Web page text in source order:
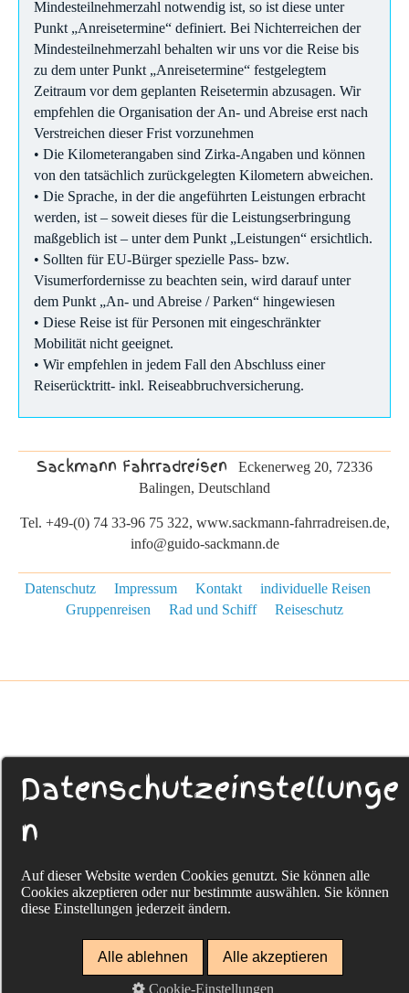
Mindesteilnehmerzahl notwendig ist, so ist diese unter
Punkt „Anreisetermine“ definiert. Bei Nichterreichen der
Mindesteilnehmerzahl behalten wir uns vor die Reise bis
zu dem unter Punkt „Anreisetermine“ festgelegtem
Zeitraum vor dem geplanten Reisetermin abzusagen. Wir
empfehlen die Organisation der An- und Abreise erst nach
Verstreichen dieser Frist vorzunehmen
• Die Kilometerangaben sind Zirka-Angaben und können
von den tatsächlich zurückgelegten Kilometern abweichen.
• Die Sprache, in der die angeführten Leistungen erbracht
werden, ist – soweit dieses für die Leistungserbringung
maßgeblich ist – unter dem Punkt „Leistungen“ ersichtlich.
• Sollten für EU-Bürger spezielle Pass- bzw.
Visumerfordernisse zu beachten sein, wird darauf unter
dem Punkt „An- und Abreise / Parken“ hingewiesen
• Diese Reise ist für Personen mit eingeschränkter
Mobilität nicht geeignet.
• Wir empfehlen in jedem Fall den Abschluss einer
Reiserücktritt- inkl. Reiseabbruchversicherung.
Sackmann Fahrradreisen Eckenerweg 20, 72336
Balingen, Deutschland
Tel. +49-(0) 74 33-96 75 322, www.sackmann-fahrradreisen.de,
info@guido-sackmann.de
Datenschutz Impressum Kontakt
individuelle Reisen
Gruppenreisen
Rad und Schiff Reiseschutz
Datenschutzeinstellunge
n
Auf dieser Website werden Cookies genutzt. Sie können alle
Cookies akzeptieren oder nur bestimmte auswählen. Sie können
diese Einstellungen jederzeit ändern.
Alle ablehnen Alle akzeptieren
Cookie-Einstellungen